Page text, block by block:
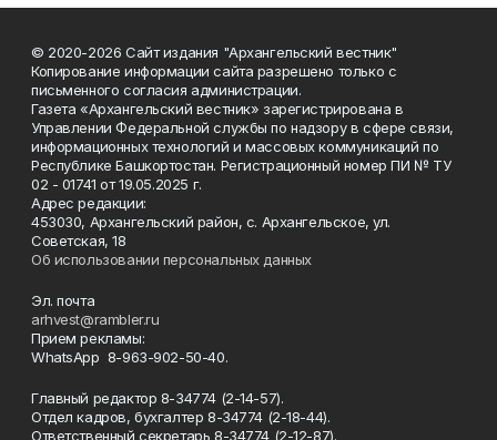
© 2020-2026 Сайт издания "Архангельский вестник"
Копирование информации сайта разрешено только с
письменного согласия администрации.
Газета «Архангельский вестник» зарегистрирована в
Управлении Федеральной службы по надзору в сфере связи,
информационных технологий и массовых коммуникаций по
Республике Башкортостан. Регистрационный номер ПИ № ТУ
02 - 01741 от 19.05.2025 г.
Адрес редакции:
453030, Архангельский район, с. Архангельское, ул.
Советская, 18
Об использовании персональных данных
Эл. почта
arhvest@rambler.ru
Прием рекламы:
WhatsApp 8-963-902-50-40.
Главный редактор 8-34774 (2-14-57).
Отдел кадров, бухгалтер 8-34774 (2-18-44).
Ответственный секретарь 8-34774 (2-12-87).